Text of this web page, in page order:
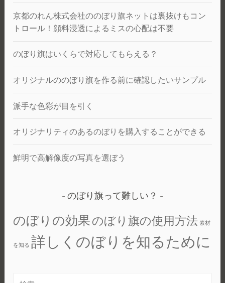
京都のれん株式会社ののぼり旗ネットは裏抜けもコン
トロール！顔料浸透によるミスの心配は不要
のぼり旗はいくらで対応してもらえる？
オリジナルののぼり旗を作る前に確認したいサンプル
派手な色彩が目を引く
オリジナリティのあるのぼりを購入することができる
鮮明で高解像度の写真を選ぼう
のぼり旗って難しい？
のぼりの効果のぼり旗の使用方法 素材
を知る 詳しくのぼりを知るために